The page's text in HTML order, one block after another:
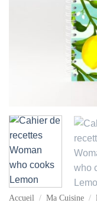
Accueil / Ma Cuisine /